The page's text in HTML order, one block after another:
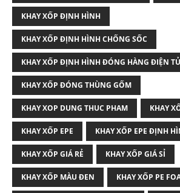
KHAY XỐP ĐỊNH HÌNH
KHAY XỐP ĐỊNH HÌNH CHỐNG SỐC
KHAY XỐP ĐỊNH HÌNH ĐÓNG HÀNG ĐIỆN
KHAY XỐP ĐÓNG THÙNG GỐM
KHAY XOP DUNG THUC PHAM KHAY
KHAY XỐP EPE KHAY XỐP EPE ĐỊNH
KHAY XỐP GIÁ RẺ KHAY XỐP GIÁ SỈ
KHAY XỐP MÀU ĐEN KHAY XỐP PE